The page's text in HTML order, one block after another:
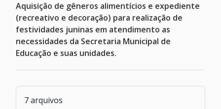
Aquisição de gêneros alimentícios e expediente
(recreativo e decoração) para realização de
festividades juninas em atendimento as
necessidades da Secretaria Municipal de
Educação e suas unidades.
7 arquivos